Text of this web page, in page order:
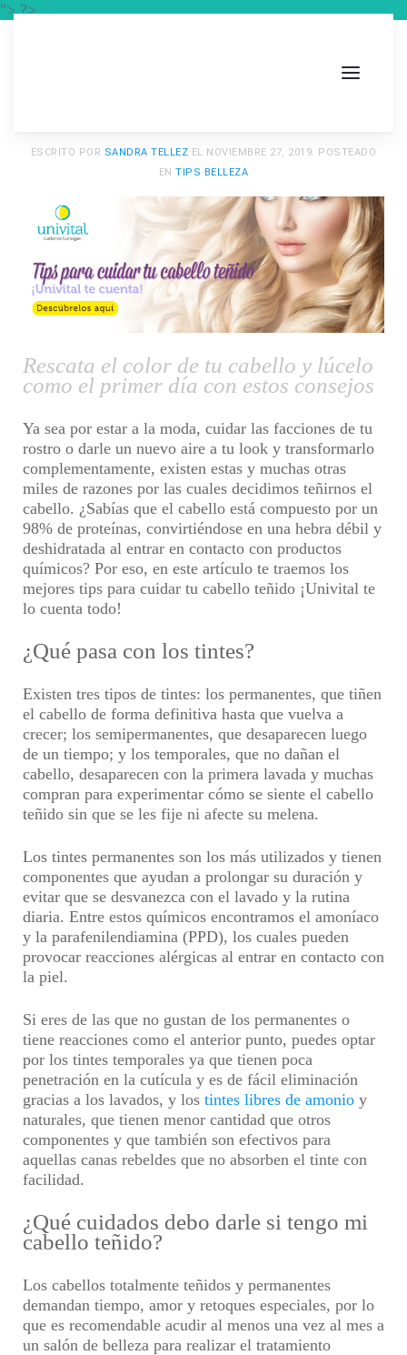
"> ?>
ESCRITO POR SANDRA TELLEZ EL NOVIEMBRE 27, 2019. POSTEADO
ENTIPS BELLEZA
Rescata el color de tu cabello y lúcelo
como el primer día con estos consejos
Ya sea por estar a la moda, cuidar las facciones de tu
rostro o darle un nuevo aire a tu look y transformarlo
complementamente, existen estas y muchas otras
miles de razones por las cuales decidimos teñirnos el
cabello. ¿Sabías que el cabello está compuesto por un
98% de proteínas, convirtiéndose en una hebra débil y
deshidratada al entrar en contacto con productos
químicos? Por eso, en este artículo te traemos los
mejores tips para cuidar tu cabello teñido ¡Univital te
lo cuenta todo!
¿Qué pasa con los tintes?
Existen tres tipos de tintes: los permanentes, que tiñen
el cabello de forma definitiva hasta que vuelva a
crecer; los semipermanentes, que desaparecen luego
de un tiempo; y los temporales, que no dañan el
cabello, desaparecen con la primera lavada y muchas
compran para experimentar cómo se siente el cabello
teñido sin que se les fije ni afecte su melena.
Los tintes permanentes son los más utilizados y tienen
componentes que ayudan a prolongar su duración y
evitar que se desvanezca con el lavado y la rutina
diaria. Entre estos químicos encontramos el amoníaco
y la parafenilendiamina (PPD), los cuales pueden
provocar reacciones alérgicas al entrar en contacto con
la piel.
Si eres de las que no gustan de los permanentes o
tiene reacciones como el anterior punto, puedes optar
por los tintes temporales ya que tienen poca
penetración en la cutícula y es de fácil eliminación
gracias a los lavados, y los tintes libres de amonio y
naturales, que tienen menor cantidad que otros
componentes y que también son efectivos para
aquellas canas rebeldes que no absorben el tinte con
facilidad.
¿Qué cuidados debo darle si tengo mi
cabello teñido?
Los cabellos totalmente teñidos y permanentes
demandan tiempo, amor y retoques especiales, por lo
que es recomendable acudir al menos una vez al mes a
un salón de belleza para realizar el tratamiento